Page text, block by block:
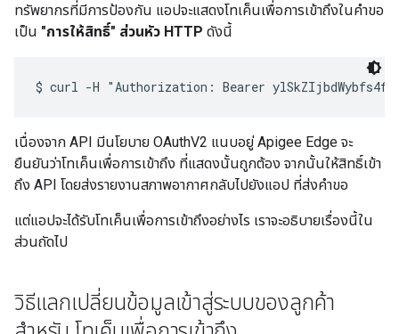
ทรัพยากรที่มีการป้องกัน แอปจะแสดงโทเค็นเพื่อการเข้าถึงในคำขอ
เป็น "การให้สิทธิ์" ส่วนหัว HTTP ดังนี้
เนื่องจาก API มีนโยบาย OAuthV2 แนบอยู่ Apigee Edge จะ
ยืนยันว่าโทเค็นเพื่อการเข้าถึง ที่แสดงนั้นถูกต้อง จากนั้นให้สิทธิ์เข้า
ถึง API โดยส่งรายงานสภาพอากาศกลับไปยังแอป ที่ส่งคำขอ
แต่แอปจะได้รับโทเค็นเพื่อการเข้าถึงอย่างไร เราจะอธิบายเรื่องนี้ใน
ส่วนถัดไป
วิธีแลกเปลี่ยนข้อมูลเข้าสู่ระบบของลูกค้า